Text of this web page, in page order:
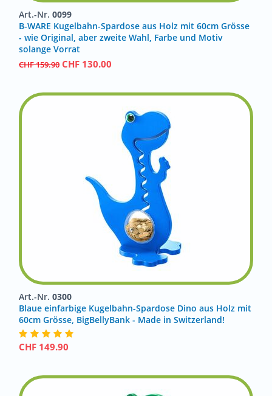
Art.-Nr. 0099
B-WARE Kugelbahn-Spardose aus Holz mit 60cm Grösse
- wie Original, aber zweite Wahl, Farbe und Motiv
solange Vorrat
CHF159.90 CHF 130.00
Art.-Nr. 0300
Blaue einfarbige Kugelbahn-Spardose Dino aus Holz mit
60cm Grösse, BigBellyBank - Made in Switzerland!
CHF 149.90